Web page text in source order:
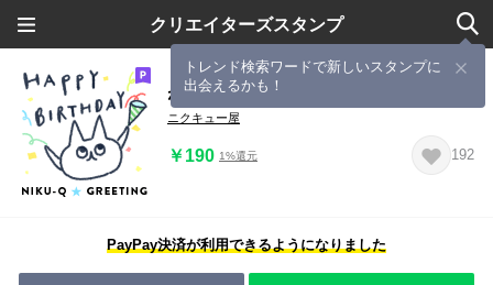
クリエイターズスタンプ
トレンド検索ワードで新しいスタンプに
出会えるかも！
ねこのニクキュー、お祝いと年中行事
ニクキュー屋
￥190 1%還元 192
PayPay決済が利用できるようになりました